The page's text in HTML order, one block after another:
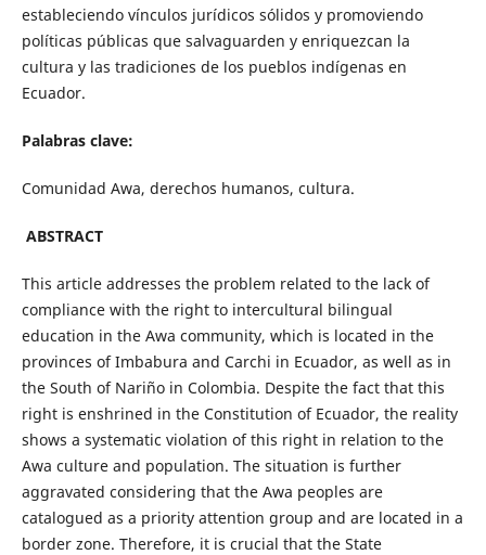
estableciendo vínculos jurídicos sólidos y promoviendo
políticas públicas que salvaguarden y enriquezcan la
cultura y las tradiciones de los pueblos indígenas en
Ecuador.
Palabras clave:
Comunidad Awa, derechos humanos, cultura.
ABSTRACT
This article addresses the problem related to the lack of
compliance with the right to intercultural bilingual
education in the Awa community, which is located in the
provinces of Imbabura and Carchi in Ecuador, as well as in
the South of Nariño in Colombia. Despite the fact that this
right is enshrined in the Constitution of Ecuador, the reality
shows a systematic violation of this right in relation to the
Awa culture and population. The situation is further
aggravated considering that the Awa peoples are
catalogued as a priority attention group and are located in a
border zone. Therefore, it is crucial that the State